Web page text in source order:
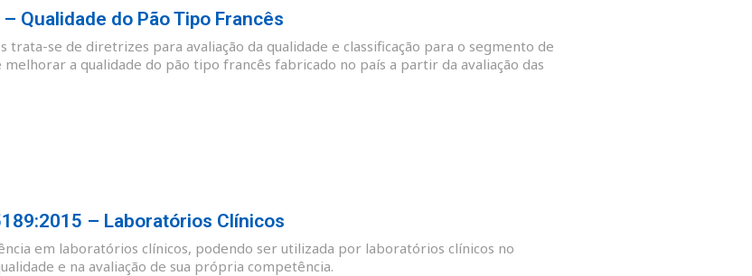
Qualidade do Pão Tipo Francês
trata-se de diretrizes para avaliação da qualidade e classificação para o segmento de
a qualidade do pão tipo francês fabricado no país a partir da avaliação das
– Laboratórios Clínicos
em laboratórios clínicos, podendo ser utilizada por laboratórios clínicos no
e na avaliação de sua própria competência.